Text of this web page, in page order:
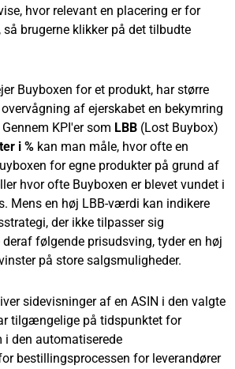
hvor relevant en placering er for
så brugerne klikker på det tilbudte
Buyboxen for et produkt, har større
af ejerskabet en bekymring
KPI'er som LBB (Lost Buybox)
i % kan man måle, hvor ofte en
for egne produkter på grund af
hvor ofte Buyboxen er blevet vundet i
Mens en høj LBB-værdi kan indikere
der ikke tilpasser sig
følgende prisudsving, tyder en høj
på store salgsmuligheder.
sidevisninger af en ASIN i den valgte
tilgængelige på tidspunktet for
i den automatiserede
bestillingsprocessen for leverandører